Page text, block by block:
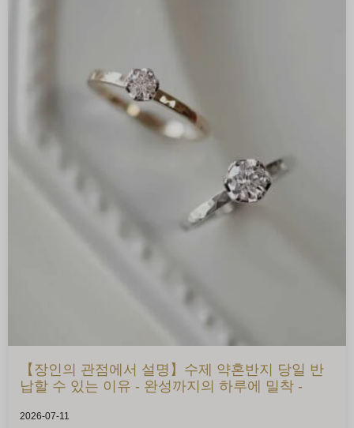
【장인의 관점에서 설명】수제 약혼반지 당일 반
납할 수 있는 이유 - 완성까지의 하루에 밀착 -
2026-07-11